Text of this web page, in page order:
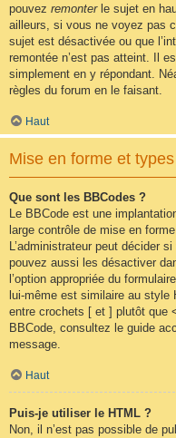
pouvez remonterle sujet en
ailleurs, si vous ne voyez pas
sujet est désactivée ou que
remontée n’est pas atteint. Il
simplement en y répondant.
règles du forum en le faisant.
Haut
Mise en forme et
Que sont les BBCodes ?
Le BBCode est une
large contrôle de mise en
L’administrateur peut décider
pouvez aussi les désactiver
l’option appropriée du
lui-même est similaire au
entre crochets [ et ] plutôt que
BBCode, consultez le guide
message.
Haut
Puis-je utiliser le HTML ?
Non, il n’est pas possible de